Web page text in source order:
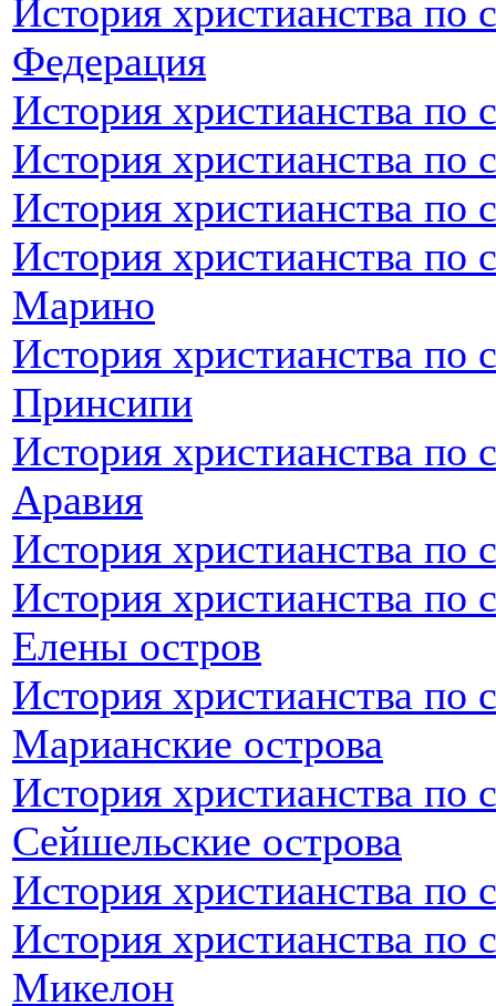
История христианства по
Федерация
История христианства по
История христианства
История христианства по
История христианства по
Марино
История христианства
Принсипи
История христианства по
Аравия
История христианства по
История христианства по
Елены остров
История христианства
Марианские острова
История христианства по
Сейшельские острова
История христианства по
История христианства
Микелон